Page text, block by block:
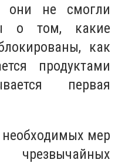
они не смогли
о том, какие
как
продуктами
первая
мер